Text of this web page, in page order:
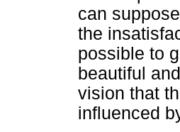
can
the
possible to
beautiful
vision that
influenced